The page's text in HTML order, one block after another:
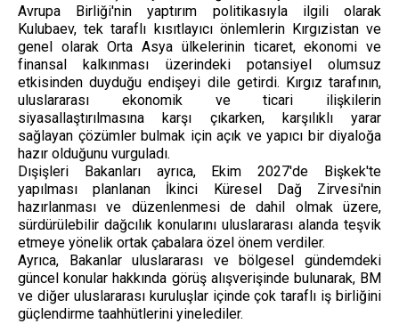
Avrupa Birliği'nin yaptırım politikasıyla ilgili olarak
Kulubaev, tek taraflı kısıtlayıcı önlemlerin Kırgızistan ve
genel olarak Orta Asya ülkelerinin ticaret, ekonomi ve
finansal kalkınması üzerindeki potansiyel olumsuz
etkisinden duyduğu endişeyi dile getirdi. Kırgız tarafının,
uluslararası ekonomik ve ticari ilişkilerin
siyasallaştırılmasına karşı çıkarken, karşılıklı yarar
sağlayan çözümler bulmak için açık ve yapıcı bir diyaloğa
hazır olduğunu vurguladı.
Dışişleri Bakanları ayrıca, Ekim 2027'de Bişkek'te
yapılması planlanan İkinci Küresel Dağ Zirvesi'nin
hazırlanması ve düzenlenmesi de dahil olmak üzere,
sürdürülebilir dağcılık konularını uluslararası alanda teşvik
etmeye yönelik ortak çabalara özel önem verdiler.
Ayrıca, Bakanlar uluslararası ve bölgesel gündemdeki
güncel konular hakkında görüş alışverişinde bulunarak, BM
ve diğer uluslararası kuruluşlar içinde çok taraflı iş birliğini
güçlendirme taahhütlerini yinelediler.